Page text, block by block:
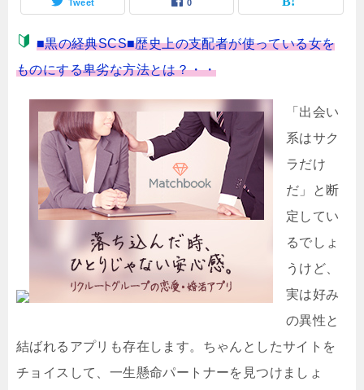
Tweet 0
■黒の経典SCS■歴史上の支配者が使っている女を
ものにする卑劣な方法とは？・・
「出会い
系はサク
ラだけ
だ」と断
定してい
るでしょ
うけど、
実は好み
の異性と
結ばれるアプリも存在します。ちゃんとしたサイトを
チョイスして、一生懸命パートナーを見つけましょ